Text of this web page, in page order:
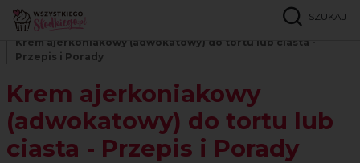
SZUKAJ
Strona główna
Krem ajerkoniakowy (adwokatowy) do tortu lub ciasta -
Przepis i Porady
Krem ajerkoniakowy
(adwokatowy) do tortu lub
ciasta - Przepis i Porady